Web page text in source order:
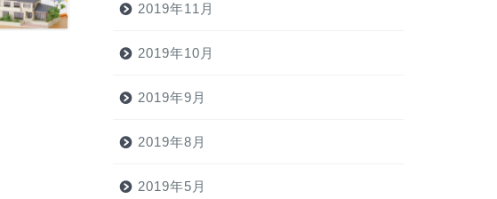
2019年11月
2019年10月
2019年9月
2019年8月
2019年5月